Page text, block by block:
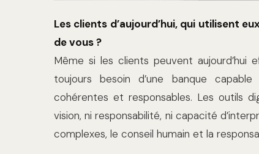
Les clients d’aujourd’hui, qui utilisent
de vous ?
Même si les clients peuvent
toujours besoin d’une banque
cohérentes et responsables. Les outils
vision, ni responsabilité, ni capacité
complexes, le conseil humain et la